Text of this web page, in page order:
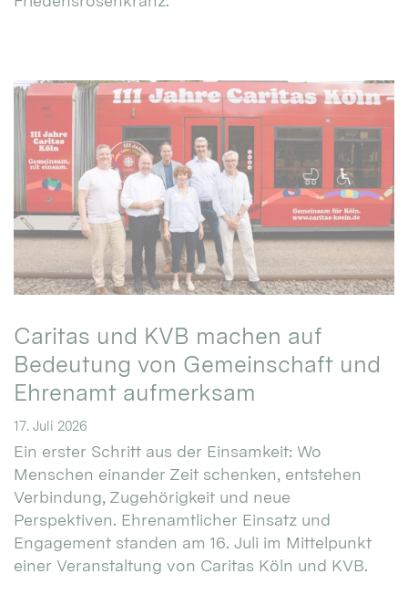
Caritas und KVB machen auf
Bedeutung von Gemeinschaft und
Ehrenamt aufmerksam
17. Juli 2026
Ein erster Schritt aus der Einsamkeit: Wo
Menschen einander Zeit schenken, entstehen
Verbindung, Zugehörigkeit und neue
Perspektiven. Ehrenamtlicher Einsatz und
Engagement standen am 16. Juli im Mittelpunkt
einer Veranstaltung von Caritas Köln und KVB.